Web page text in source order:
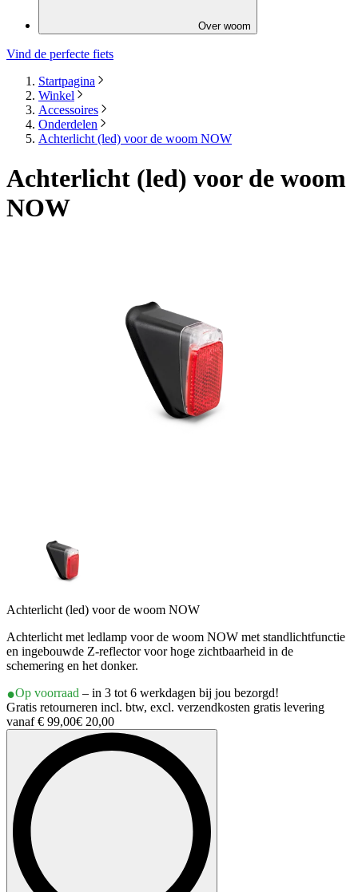
Over woom
Vind de perfecte fiets
Startpagina
Winkel
Accessoires
Onderdelen
Achterlicht (led) voor de woom NOW
Achterlicht (led) voor de woom
NOW
Achterlicht (led) voor de woom NOW
Achterlicht met ledlamp voor de woom NOW met standlichtfunctie
en ingebouwde Z-reflector voor hoge zichtbaarheid in de
schemering en het donker.
Op voorraad – in 3 tot 6 werkdagen bij jou bezorgd!
Gratis retourneren incl. btw, excl. verzendkosten gratis levering
vanaf € 99,00€ 20,00